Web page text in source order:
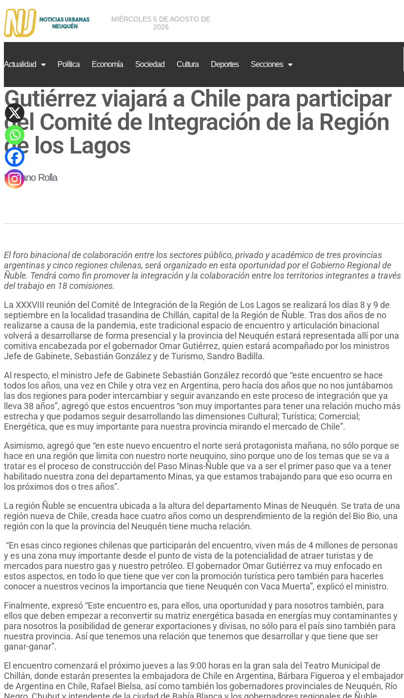
MIÉRCOLES 5 DE AGOSTO DE
2026
Actualidad Política Economía Sociedad Cultura Deportes Secciones
Gutiérrez viajará a Chile para participar
del Comité de Integración de la Región
de los Lagos
Mariano Rolla
El foro binacional de colaboración entre los sectores público, privado y académico de tres provincias
argentinas y cinco regiones chilenas, será organizado en esta oportunidad por el Gobierno Regional de
Ñuble. Tendrá como fin promover la integración y la colaboración entre los territorios integrantes a través
del trabajo en 18 comisiones.
La XXXVIII reunión del Comité de Integración de la Región de Los Lagos se realizará los días 8 y 9 de
septiembre en la localidad trasandina de Chillán, capital de la Región de Ñuble. Tras dos años de no
realizarse a causa de la pandemia, este tradicional espacio de encuentro y articulación binacional
volverá a desarrollarse de forma presencial y la provincia del Neuquén estará representada allí por una
comitiva encabezada por el gobernador Omar Gutiérrez, quien estará acompañado por los ministros
Jefe de Gabinete, Sebastián González y de Turismo, Sandro Badilla.
Al respecto, el ministro Jefe de Gabinete Sebastián González recordó que “este encuentro se hace
todos los años, una vez en Chile y otra vez en Argentina, pero hacía dos años que no nos juntábamos
las dos regiones para poder intercambiar y seguir avanzando en este proceso de integración que ya
lleva 38 años”, agregó que estos encuentros “son muy importantes para tener una relación mucho más
estrecha y que podamos seguir desarrollando las dimensiones Cultural; Turística; Comercial;
Energética, que es muy importante para nuestra provincia mirando el mercado de Chile”.
Asimismo, agregó que “en este nuevo encuentro el norte será protagonista mañana, no sólo porque se
hace en una región que limita con nuestro norte neuquino, sino porque uno de los temas que se va a
tratar es el proceso de construcción del Paso Minas-Ñuble que va a ser el primer paso que va a tener
habilitado nuestra zona del departamento Minas, ya que estamos trabajando para que eso ocurra en
los próximos dos o tres años”.
La región Ñuble se encuentra ubicada a la altura del departamento Minas de Neuquén. Se trata de una
región nueva de Chile, creada hace cuatro años como un desprendimiento de la región del Bio Bio, una
región con la que la provincia del Neuquén tiene mucha relación.
“En esas cinco regiones chilenas que participarán del encuentro, viven más de 4 millones de personas
y es una zona muy importante desde el punto de vista de la potencialidad de atraer turistas y de
mercados para nuestro gas y nuestro petróleo. El gobernador Omar Gutiérrez va muy enfocado en
estos aspectos, en todo lo que tiene que ver con la promoción turística pero también para hacerles
conocer a nuestros vecinos la importancia que tiene Neuquén con Vaca Muerta”, explicó el ministro.
Finalmente, expresó “Este encuentro es, para ellos, una oportunidad y para nosotros también, para
ellos que deben empezar a reconvertir su matriz energética basada en energías muy contaminantes y
para nosotros la posibilidad de generar exportaciones y divisas, no sólo para el país sino también para
nuestra provincia. Así que tenemos una relación que tenemos que desarrollar y que tiene que ser
ganar-ganar”.
El encuentro comenzará el próximo jueves a las 9:00 horas en la gran sala del Teatro Municipal de
Chillán, donde estarán presentes la embajadora de Chile en Argentina, Bárbara Figueroa y el embajador
de Argentina en Chile, Rafael Bielsa, así como también los gobernadores provinciales de Neuquén, Río